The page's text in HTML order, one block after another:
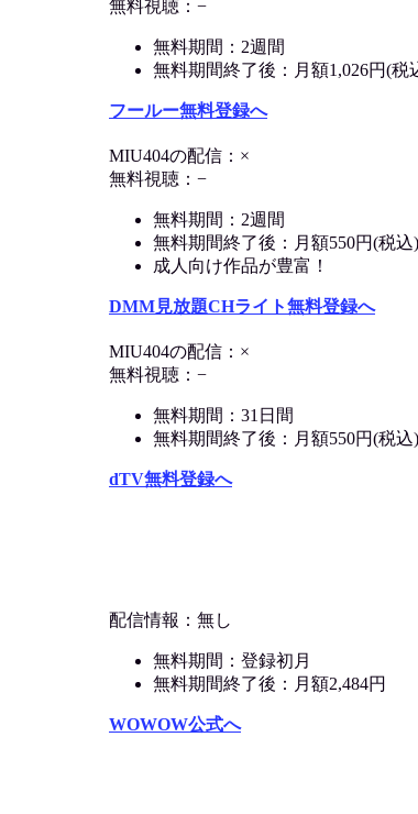
無料視聴：−
無料期間：2週間
無料期間終了後：月額1,026円(税
フールー無料登録へ
MIU404の配信：×
無料視聴：−
無料期間：2週間
無料期間終了後：月額550円(税込)
成人向け作品が豊富！
DMM見放題CHライト無料登録へ
MIU404の配信：×
無料視聴：−
無料期間：31日間
無料期間終了後：月額550円(税込)
dTV無料登録へ
配信情報：無し
無料期間：登録初月
無料期間終了後：月額2,484円
WOWOW公式へ